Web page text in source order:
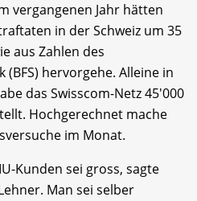
vergangenen Jahr hätten
in der Schweiz um 35
aus Zahlen des
hervorgehe. Alleine in
das Swisscom-Netz 45'000
Hochgerechnet mache
im Monat.
Kunden sei gross, sagte
Man sei selber